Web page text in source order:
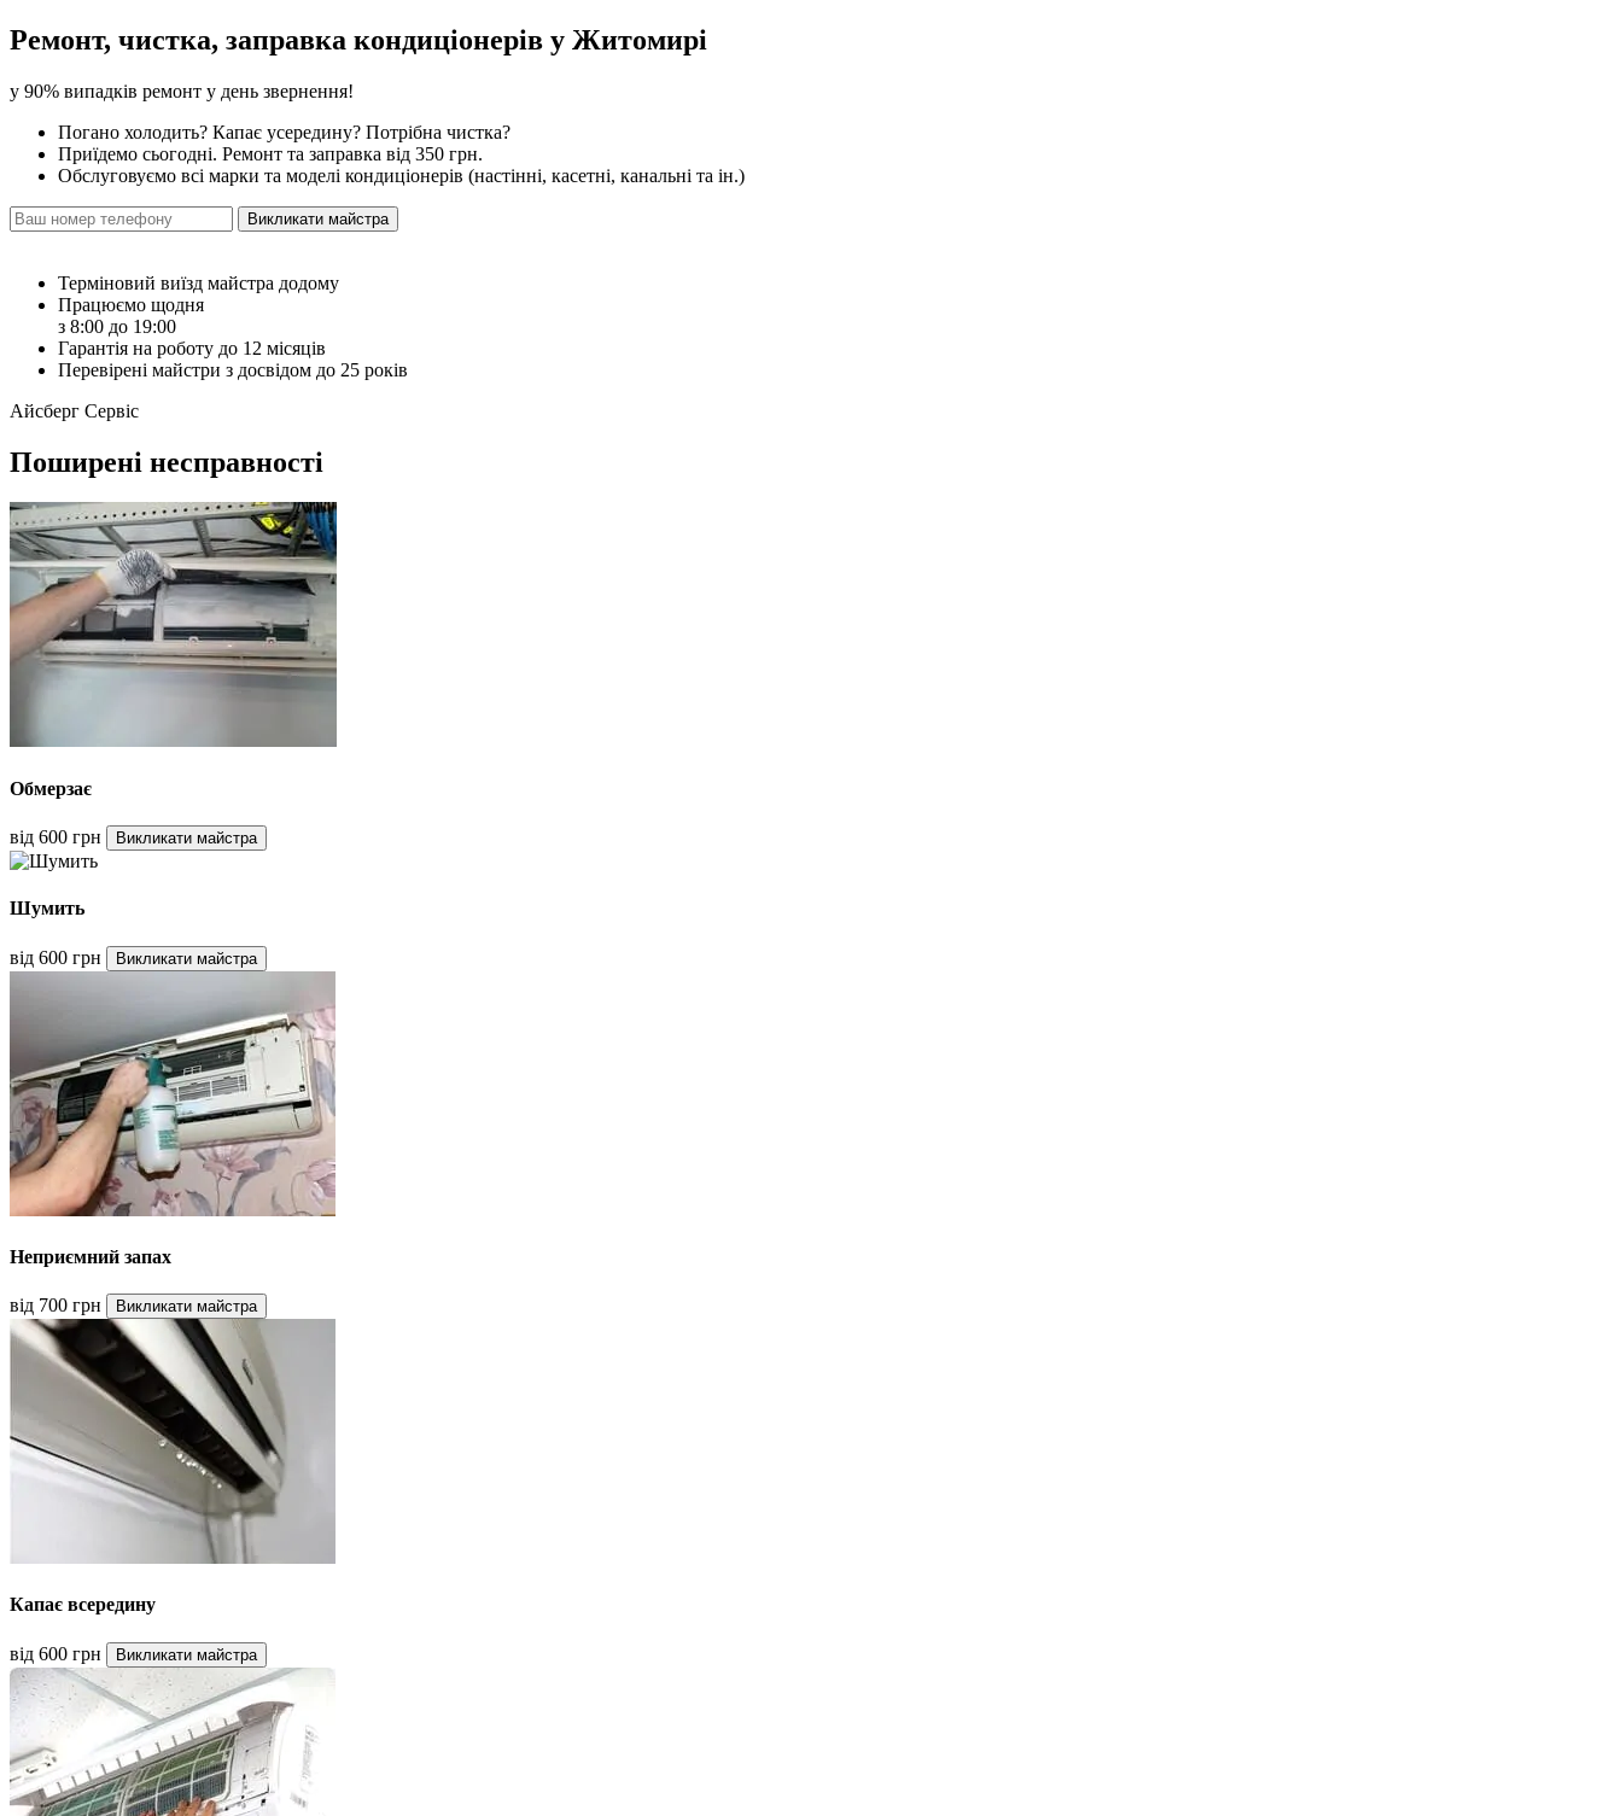
Ремонт, чистка, заправка кондиціонерів у Житомирі
у 90% випадків ремонт у день звернення!
Погано холодить? Капає усередину? Потрібна чистка?
Приїдемо сьогодні. Ремонт та заправка від 350 грн.
Обслуговуємо всі марки та моделі кондиціонерів (настінні, касетні, канальні та ін.)
Викликати майстра
Терміновий виїзд майстра додому
Працюємо щодня
з 8:00 до 19:00
Гарантія на роботу до 12 місяців
Перевірені майстри з досвідом до 25 років
Айсберг Сервіс
Поширені несправності
Обмерзає
від 600 грн Викликати майстра
Шумить
від 600 грн Викликати майстра
Неприємний запах
від 700 грн Викликати майстра
Капає всередину
від 600 грн Викликати майстра